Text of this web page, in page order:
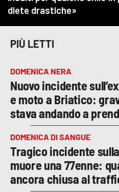
PIÙ LETTI
DOMENICA NERA
Nuovo incidente
e moto a Briatico:
stava andando a
DOMENICA DI SANGUE
Tragico incidente
muore una 77enne:
ancora chiusa al